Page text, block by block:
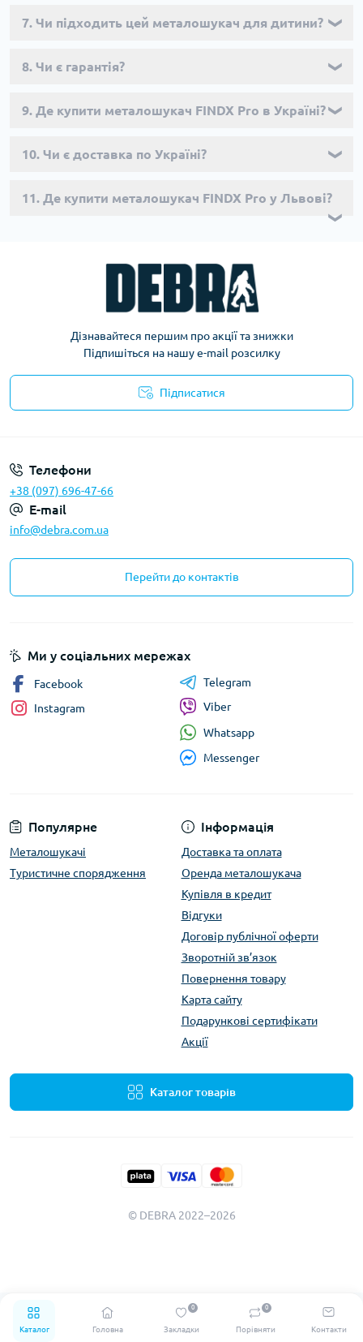
Каталог Головна Закладки
0
Порівняти
0
Контакти
7. Чи підходить цей металошукач для дитини? ❯
8. Чи є гарантія? ❯
9. Де купити металошукач FINDX Pro в Україні? ❯
10. Чи є доставка по Україні? ❯
11. Де купити металошукач FINDX Pro у Львові?
❯
Дізнавайтеся першим про акції та знижки
Підпишіться на нашу e-mail розсилку
Підписатися
Телефони
+38 (097) 696-47-66
E-mail
info@debra.com.ua
Перейти до контактів
Популярне
Металошукачі
Туристичне спорядження
Інформація
Доставка та оплата
Оренда металошукача
Купівля в кредит
Відгуки
Договір публічної оферти
Зворотній зв’язок
Повернення товару
Карта сайту
Подарункові сертифікати
Акції
Каталог товарів
Ми у соціальних мережах
Facebook
Instagram
Telegram
Viber
Whatsapp
Messenger
© DEBRA 2022–2026